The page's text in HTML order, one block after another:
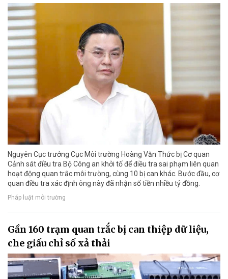
Nguyên Cục trưởng Cục Môi trường Hoàng Văn Thức bị Cơ quan
Cảnh sát điều tra Bộ Công an khởi tố để điều tra sai phạm liên quan
hoạt động quan trắc môi trường, cùng 10 bị can khác. Bước đầu, cơ
quan điều tra xác định ông này đã nhận số tiền nhiều tỷ đồng.
Pháp luật môi trường
Gần 160 trạm quan trắc bị can thiệp dữ liệu,
che giấu chỉ số xả thải